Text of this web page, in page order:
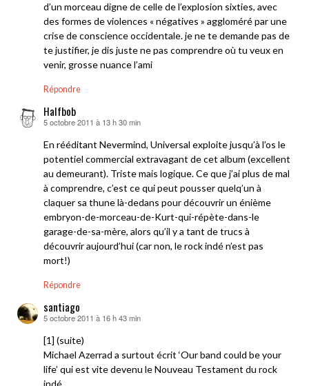
d’un morceau digne de celle de l’explosion sixties, avec
des formes de violences « négatives » aggloméré par une
crise de conscience occidentale. je ne te demande pas de
te justifier, je dis juste ne pas comprendre où tu veux en
venir, grosse nuance l’ami
Répondre
Halfbob
dit :
5 octobre 2011 à 13 h 30 min
En rééditant Nevermind, Universal exploite jusqu’à l’os le
potentiel commercial extravagant de cet album (excellent
au demeurant). Triste mais logique. Ce que j’ai plus de mal
à comprendre, c’est ce qui peut pousser quelq’un à
claquer sa thune là-dedans pour découvrir un énième
embryon-de-morceau-de-Kurt-qui-répète-dans-le
garage-de-sa-mère, alors qu’il y a tant de trucs à
découvrir aujourd’hui (car non, le rock indé n’est pas
mort!)
Répondre
santiago
dit :
5 octobre 2011 à 16 h 43 min
[1] (suite)
Michael Azerrad a surtout écrit ‘Our band could be your
life’ qui est vite devenu le Nouveau Testament du rock